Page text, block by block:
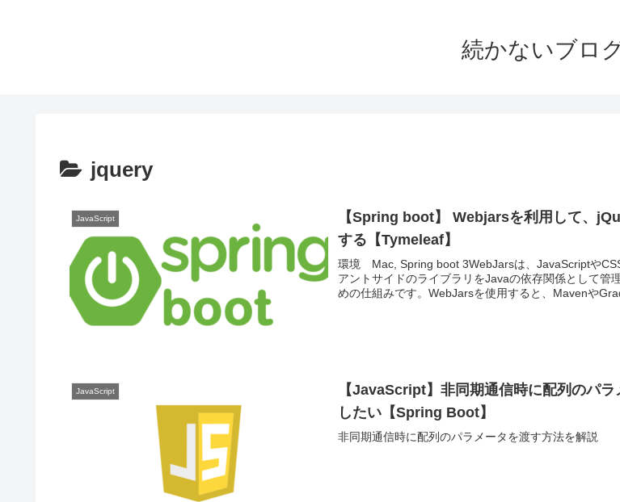
続かないブロ
jquery
JavaScript
【Spring boot】 Webjarsを利用して、
する【Tymeleaf】
環境 Mac, Spring boot 3WebJarsは、JavaScriptや
アントサイドのライブラリをJavaの依存関係として管
めの仕組みです。WebJarsを使用すると、Mavenや
JavaScript
【JavaScript】非同期通信時に配列のパラ
したい【Spring Boot】
非同期通信時に配列のパラメータを渡す方法を解説